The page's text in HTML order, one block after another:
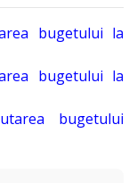
bugetului la
bugetului la
bugetului